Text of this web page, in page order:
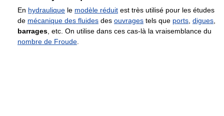
En hydraulique le modèle réduit est très utilisé pour les études
de mécanique des fluides des ouvrages tels que ports, digues,
barrages, etc. On utilise dans ces cas-là la vraisemblance du
nombre de Froude.